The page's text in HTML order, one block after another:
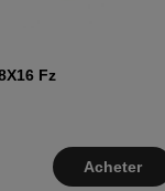
Fz
Acheter